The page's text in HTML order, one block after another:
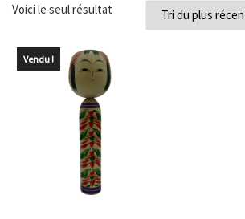
Voici le seul résultat
Vendu !